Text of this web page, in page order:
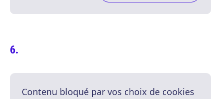
Contenu bloqué par vos choix de cookies